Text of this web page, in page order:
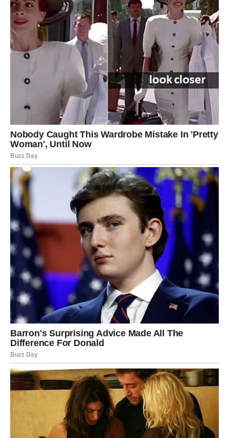
Ova osoba donosi stabilnost bez gušenja slobode. Donosi
bliskost bez drame. Donosi ljubav bez straha.
Ribe će osetiti nešto što retko doživljavaju – sigurnost.
Neće morati da nagađaju šta druga osoba oseća. Neće
morati da se pitaju da li su dovoljno voljene. Sve će biti
jasno, iskreno i duboko.
Za mnoge Ribe ovo je susret sa srodnom dušom. Sa
osobom koja ih vidi bez maski. Koja razume njihove
tišine, njihove snove i njihove strahove.
Ovaj susret donosi isceljenje. Emocionalno, ali i duhovno.
Mnoge stare rane prestaće da bole. Mnoge sumnje će
nestati. Ribe će konačno osetiti da ne moraju da traže
ljubav – jer su je pronašle.
I to menja sve.
BLIZANCI – OSOBA KOJA IH